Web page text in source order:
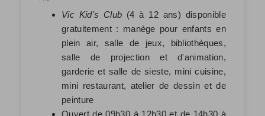
Vic Kid's Club (4 à 12 ans) disponible
gratuitement : manège pour enfants en
plein air, salle de jeux, bibliothèques,
salle de projection et d'animation,
garderie et salle de sieste, mini cuisine,
mini restaurant, atelier de dessin et de
peinture
Ouvert de 09h30 à 12h30 et de 14h30 à